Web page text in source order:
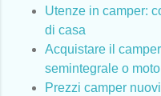
Utenze in camper:
di casa
Acquistare il
semintegrale o
Prezzi camper